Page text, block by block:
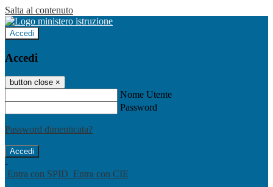
Salta al contenuto
Accedi
Accedi
button close ×
Nome Utente
Password
Password dimenticata?
-
Entra con SPID Entra con CIE